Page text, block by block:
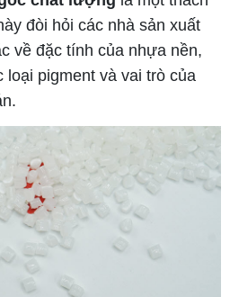
đòi hỏi các nhà sản xuất
về đặc tính của nhựa nền,
pigment và vai trò của